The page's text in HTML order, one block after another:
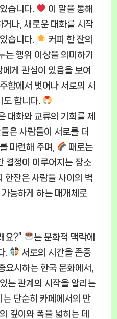
습니다.
이 말을 통해
거나, 새로운 대화를 시작
습니다.
커피 한 잔의
는 행위 이상을 의미하기
에게 관심이 있음을 보여
함에서 벗어나 서로의 시
합니다.
대화와 교류의 기회를 제
은 사람들이 서로를 더
마련해 주며,
때로는
결정이 이루어지는 장소
한잔은 사람들 사이의 벽
능하게 하는 매개체로
요?”
는 문화적 맥락에
.
서로의 시간을 존중
요시하는 한국 문화에서,
는 관계의 시작을 알리는
는 단순히 카페에서의 만
깊이와 폭을 넓히는 데